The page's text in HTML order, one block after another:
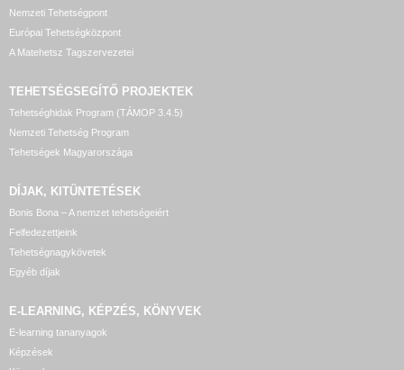
Nemzeti Tehetségpont
Európai Tehetségközpont
A Matehetsz Tagszervezetei
TEHETSÉGSEGÍTŐ PROJEKTEK
Tehetséghidak Program (TÁMOP 3.4.5)
Nemzeti Tehetség Program
Tehetségek Magyarországa
DÍJAK, KITÜNTETÉSEK
Bonis Bona – A nemzet tehetségeiért
Felfedezettjeink
Tehetségnagykövetek
Egyéb díjak
E-LEARNING, KÉPZÉS, KÖNYVEK
E-learning tananyagok
Képzések